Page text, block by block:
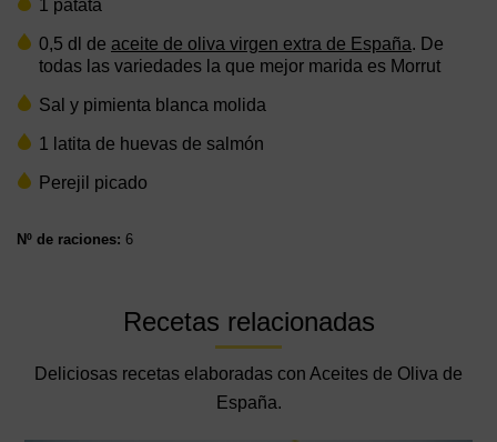
1 patata
0,5 dl de aceite de oliva virgen extra de España. De
todas las variedades la que mejor marida es Morrut
Sal y pimienta blanca molida
1 latita de huevas de salmón
Perejil picado
Nº de raciones: 6
Recetas relacionadas
Deliciosas recetas elaboradas con Aceites de Oliva de
España.